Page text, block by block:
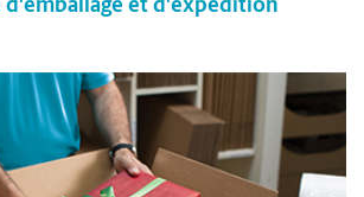
d'emballage et d'expédition